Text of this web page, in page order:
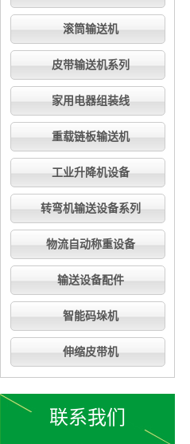
滚筒输送机
皮带输送机系列
家用电器组装线
重载链板输送机
工业升降机设备
转弯机输送设备系列
物流自动称重设备
输送设备配件
智能码垛机
伸缩皮带机
联系我们